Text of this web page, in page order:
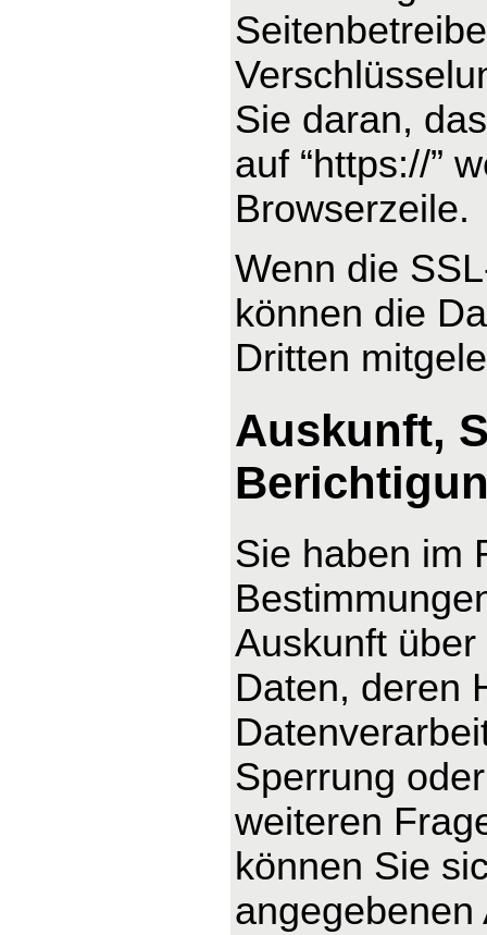
Sie daran,
auf “https://”
Browserzeile.
Wenn die
können die
Dritten
Auskunft,
Sie haben im
Auskunft
Daten, deren
Sperrung
weiteren
können Sie